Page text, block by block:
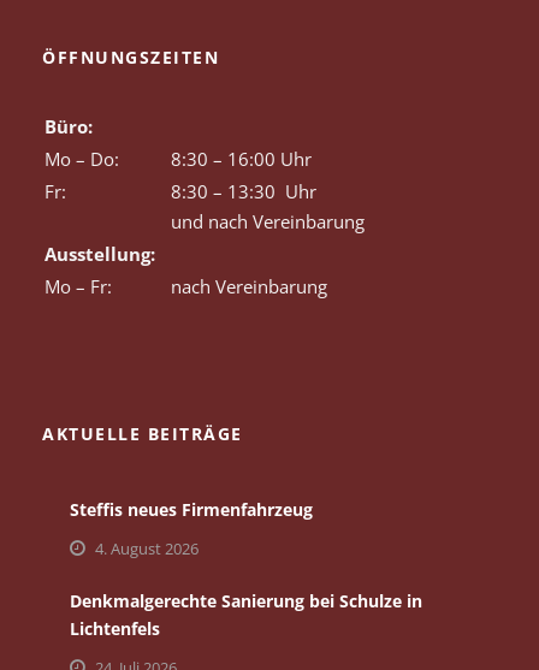
ÖFFNUNGSZEITEN
Büro:
Mo – Do:
8:30 – 16:00 Uhr
Fr:
8:30 – 13:30 Uhr
und nach Vereinbarung
Ausstellung:
Mo – Fr:
nach Vereinbarung
AKTUELLE BEITRÄGE
Steffis neues Firmenfahrzeug
4. August 2026
Denkmalgerechte Sanierung bei Schulze in
Lichtenfels